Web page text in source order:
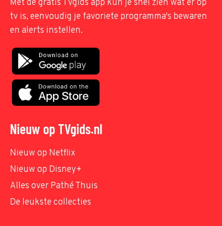
Met de gratis TVgids app kun je snel zien wat er op
tv is, eenvoudig je favoriete programma's bewaren
en alerts instellen.
Nieuw op TVgids.nl
Nieuw op Netflix
Nieuw op Disney+
Alles over Pathé Thuis
De leukste collecties